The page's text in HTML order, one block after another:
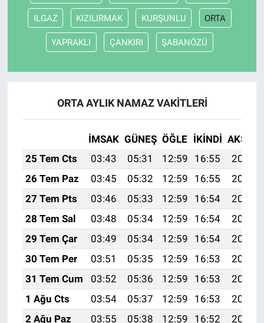
ILGAZ KIZILIRMAK KURŞUNLU ORTA
YAPRAKLI ÇANKIRI ŞABANÖZÜ
ORTA AYLIK NAMAZ VAKITLERI
İMSAK GÜNEŞ ÖĞLE İKINDI AKŞAM
25 Tem Cts
03:43 05:31 12:59 16:55
20:18
26 Tem Paz
03:45 05:32 12:59 16:55
20:17
27 Tem Pts
03:46 05:33 12:59 16:54
20:16
28 Tem Sal
03:48 05:34 12:59 16:54
20:15
29 Tem Çar
03:49 05:34 12:59 16:54
20:14
30 Tem Per
03:51 05:35 12:59 16:53
20:13
31 Tem Cum
03:52 05:36 12:59 16:53
20:12
1 Ağu Cts
03:54 05:37 12:59 16:53
20:11
2 Ağu Paz
03:55 05:38 12:59 16:52
20:10